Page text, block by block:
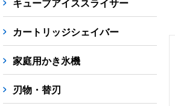
キューブアイススライサー
カートリッジシェイバー
家庭用かき氷機
刃物・替刃